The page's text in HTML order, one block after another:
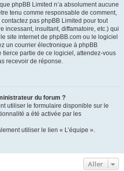
phpBB Limited n’a absolument aucune
tenu comme responsable de comment,
pas phpBB Limited pour tout
incessant, insultant, diffamatoire, etc.) qui
site internet de phpBB.com ou le logiciel
un courrier électronique à phpBB
tierce partie de ce logiciel, attendez-vous
recevoir de réponse.
du forum ?
utiliser le formulaire disponible sur le
a été activée par les
utiliser le lien « L’équipe ».
Aller